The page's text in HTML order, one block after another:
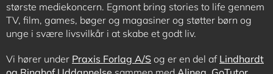
største mediekoncern. Egmont bring stories to life gennem
TV, film, games, bøger og magasiner og støtter børn og
unge i svære livsvilkår i at skabe et godt liv.
Vi hører under Praxis Forlag A/S og er en del af Lindhardt